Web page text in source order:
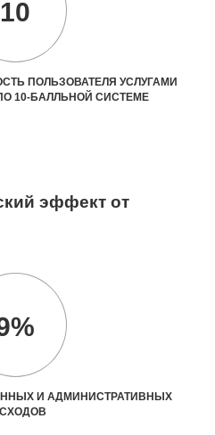
10
ПОЛЬЗОВАТЕЛЯ УСЛУГАМИ
10-БАЛЛЬНОЙ СИСТЕМЕ
эффект от
И АДМИНИСТРАТИВНЫХ